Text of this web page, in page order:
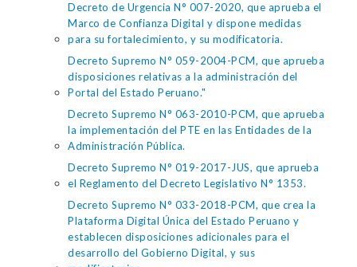
Decreto de Urgencia N° 007-2020, que aprueba el
Marco de Confianza Digital y dispone medidas
para su fortalecimiento, y su modificatoria.
Decreto Supremo N° 059-2004-PCM, que aprueba
disposiciones relativas a la administración del
Portal del Estado Peruano."
Decreto Supremo N° 063-2010-PCM, que aprueba
la implementación del PTE en las Entidades de la
Administración Pública.
Decreto Supremo N° 019-2017-JUS, que aprueba
el Reglamento del Decreto Legislativo N° 1353.
Decreto Supremo N° 033-2018-PCM, que crea la
Plataforma Digital Única del Estado Peruano y
establecen disposiciones adicionales para el
desarrollo del Gobierno Digital, y sus